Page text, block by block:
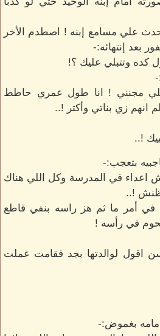
علي مسامع إبنه ! اصطدم الأخر
بعد إنتهائه:-
كده وتتبلي عليك ؟!
مجنني ! انا طول عمري حاطط
انهم زي بناتي وأكتر !..
!..
بتعجب:-
اعداء في المدرسة وكل اللي هناك
!..
أمر ما ثم هز راسه بنفي قاطع
في رأسه !
اقول لوالدتها بجد فقامت عملت
بغموض:-